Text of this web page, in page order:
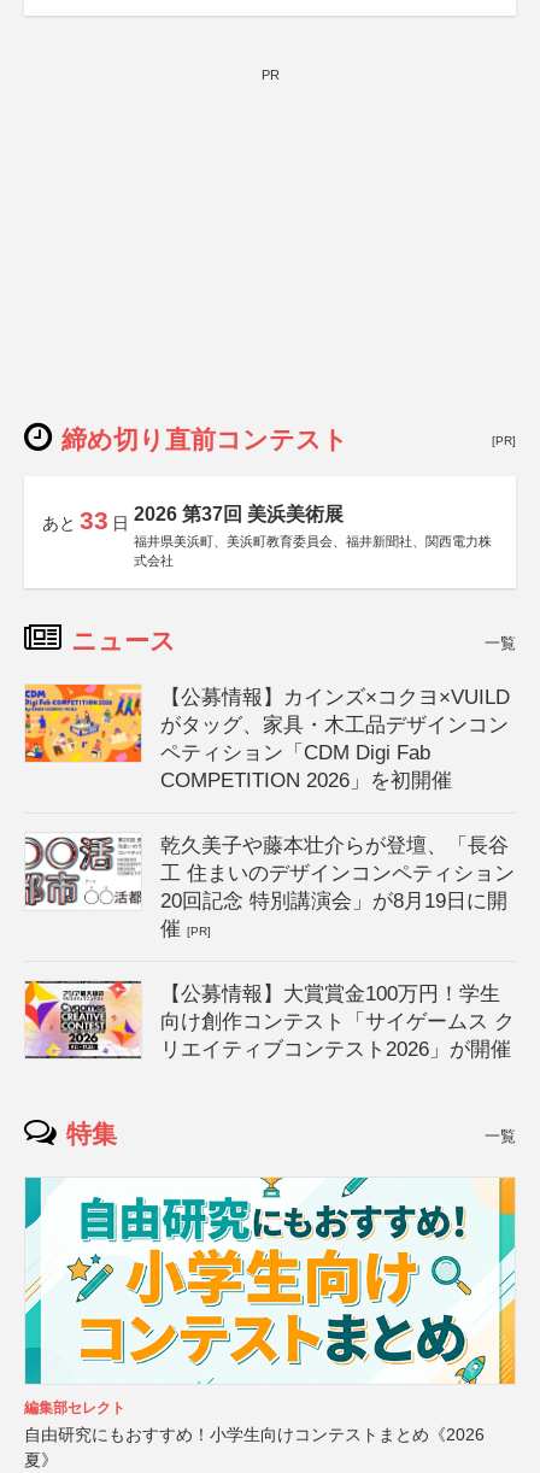
PR
締め切り直前コンテスト [PR]
あと 33 日 2026 第37回 美浜美術展
福井県美浜町、美浜町教育委員会、福井新聞社、関西電力株
式会社
ニュース 一覧
【公募情報】カインズ×コクヨ×VUILD
がタッグ、家具・木工品デザインコン
ペティション「CDM Digi Fab
COMPETITION 2026」を初開催
乾久美子や藤本壮介らが登壇、「長谷
工 住まいのデザインコンペティション
20回記念 特別講演会」が8月19日に開
催[PR]
【公募情報】大賞賞金100万円！学生
向け創作コンテスト「サイゲームス ク
リエイティブコンテスト2026」が開催
特集 一覧
編集部セレクト
自由研究にもおすすめ！小学生向けコンテストまとめ《2026
夏》